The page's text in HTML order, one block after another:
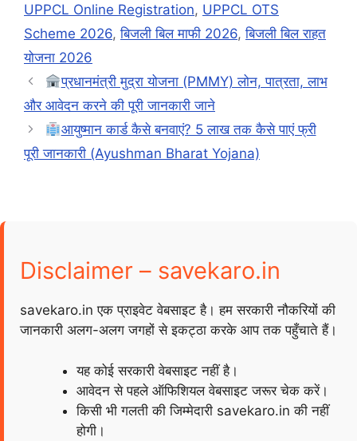
UPPCL Online Registration, UPPCL OTS
Scheme 2026,बिजली बिल माफी 2026,बिजली बिल राहत
योजना 2026
प्रधानमंत्री मुद्रा योजना (PMMY) लोन, पात्रता, लाभ
और आवेदन करने की पूरी जानकारी जाने
आयुष्मान कार्ड कैसे बनवाएं? 5 लाख तक कैसे पाएं फ्री
पूरी जानकारी (Ayushman Bharat Yojana)
Disclaimer – savekaro.in
savekaro.in एक प्राइवेट वेबसाइट है। हम सरकारी नौकरियों की
जानकारी अलग-अलग जगहों से इकट्ठा करके आप तक पहुँचाते हैं।
यह कोई सरकारी वेबसाइट नहीं है।
आवेदन से पहले ऑफिशियल वेबसाइट जरूर चेक करें।
किसी भी गलती की जिम्मेदारी savekaro.in की नहीं
होगी।